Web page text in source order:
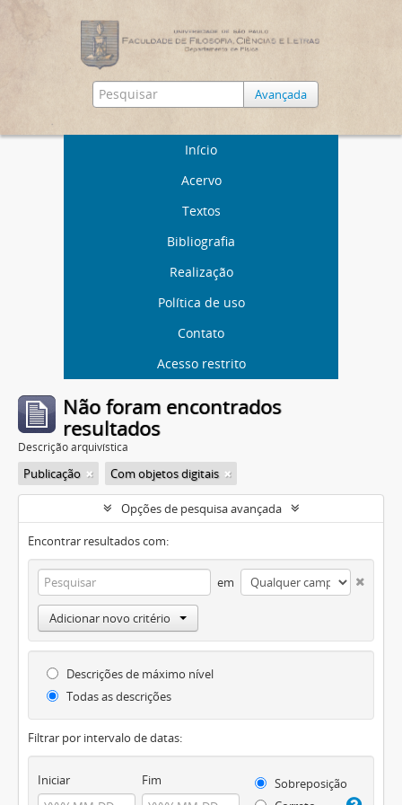
Avançada
Início
Acervo
Textos
Bibliografia
Realização
Política de uso
Contato
Acesso restrito
Não foram encontrados
resultados
Descrição arquivística
Publicação Com objetos digitais
Opções de pesquisa avançada
Encontrar resultados com:
em
Adicionar novo critério
Descrições de máximo nível
Todas as descrições
Filtrar por intervalo de datas:
Iniciar Fim
Sobreposição